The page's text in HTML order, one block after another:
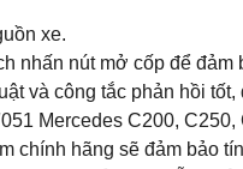
xe.
nhấn nút mở cốp để
và công tắc phản hồi
Mercedes C200,
chính hãng sẽ đảm bảo